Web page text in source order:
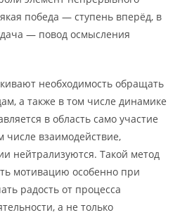
победа — ступень вперёд, в
— повод осмысления
необходимость обращать
а также в том числе динамике
в область само участие
числе взаимодействие,
нейтрализуются. Такой метод
мотивацию особенно при
радость от процесса
а не только